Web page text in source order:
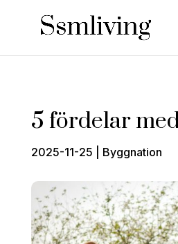
5 fördelar
2025-11-25 Byggnation